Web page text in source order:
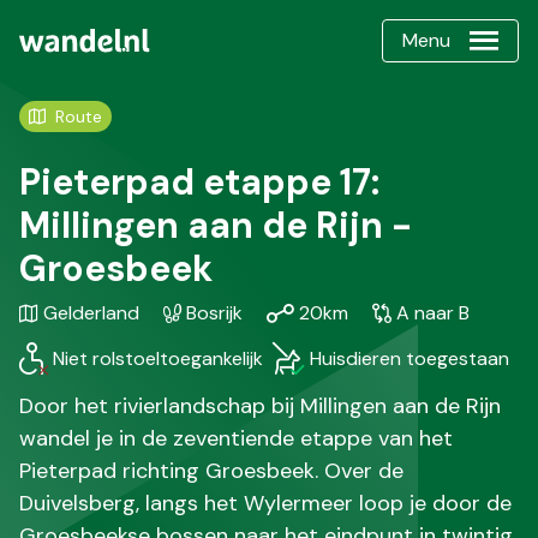
Menu
Route
Pieterpad etappe 17:
Millingen aan de Rijn -
Groesbeek
Gebied
Regio
Gelderland Karakteristiek
Bosrijk Afstand
20km
Soort
wandeling
A naar B
Niet rolstoeltoegankelijk
Huisdieren toegestaan
Door het rivierlandschap bij Millingen aan de Rijn
wandel je in de zeventiende etappe van het
Pieterpad richting Groesbeek. Over de
Duivelsberg, langs het Wylermeer loop je door de